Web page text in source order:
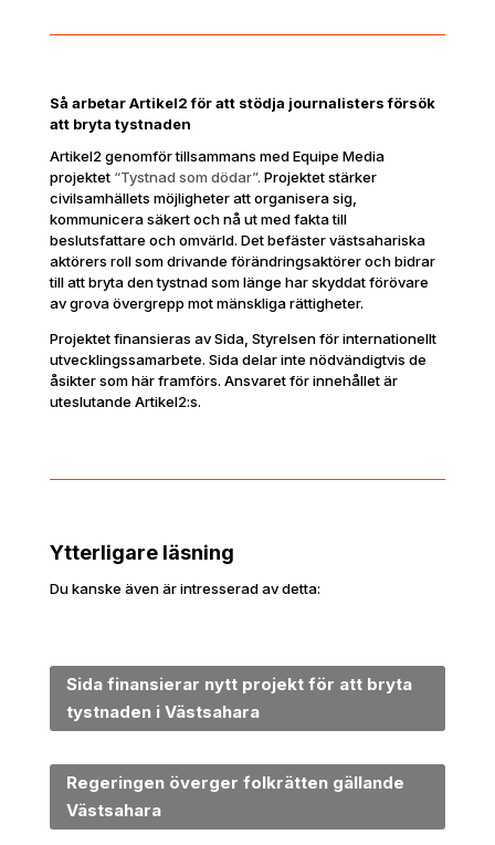
Så arbetar Artikel2 för att stödja journalisters försök
att bryta tystnaden
Artikel2 genomför tillsammans med Equipe Media
projektet “Tystnad som dödar”. Projektet stärker
civilsamhällets möjligheter att organisera sig,
kommunicera säkert och nå ut med fakta till
beslutsfattare och omvärld. Det befäster västsahariska
aktörers roll som drivande förändringsaktörer och bidrar
till att bryta den tystnad som länge har skyddat förövare
av grova övergrepp mot mänskliga rättigheter.
Projektet finansieras av Sida, Styrelsen för internationellt
utvecklingssamarbete. Sida delar inte nödvändigtvis de
åsikter som här framförs. Ansvaret för innehållet är
uteslutande Artikel2:s.
Ytterligare läsning
Du kanske även är intresserad av detta:
Sida finansierar nytt projekt för att bryta
tystnaden i Västsahara
Regeringen överger folkrätten gällande
Västsahara